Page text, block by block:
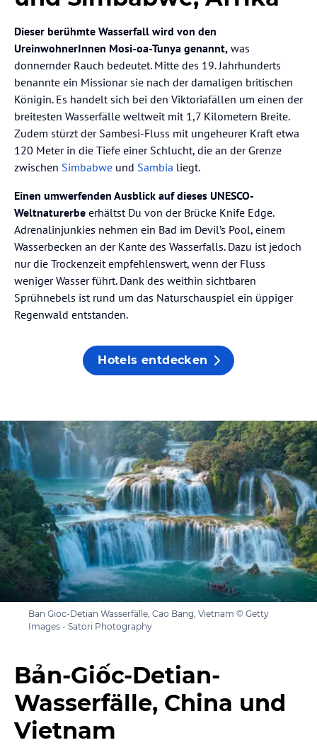
Dieser berühmte Wasserfall wird von den
UreinwohnerInnen Mosi-oa-Tunya genannt, was
donnernder Rauch bedeutet. Mitte des 19. Jahrhunderts
benannte ein Missionar sie nach der damaligen britischen
Königin. Es handelt sich bei den Viktoriafällen um einen der
breitesten Wasserfälle weltweit mit 1,7 Kilometern Breite.
Zudem stürzt der Sambesi-Fluss mit ungeheurer Kraft etwa
120 Meter in die Tiefe einer Schlucht, die an der Grenze
zwischen Simbabwe und Sambia liegt.
Einen umwerfenden Ausblick auf dieses UNESCO-
Weltnaturerbe erhältst Du von der Brücke Knife Edge.
Adrenalinjunkies nehmen ein Bad im Devil’s Pool, einem
Wasserbecken an der Kante des Wasserfalls. Dazu ist jedoch
nur die Trockenzeit empfehlenswert, wenn der Fluss
weniger Wasser führt. Dank des weithin sichtbaren
Sprühnebels ist rund um das Naturschauspiel ein üppiger
Regenwald entstanden.
Hotels entdecken
Ban Gioc-Detian Wasserfälle, Cao Bang, Vietnam © Getty
Images - Satori Photography
Bản-Giốc-Detian-
Wasserfälle, China und
Vietnam